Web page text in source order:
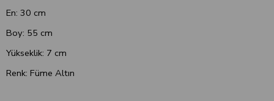
En: 30 cm
Boy: 55 cm
Yükseklik: 7 cm
Renk: Füme Altın